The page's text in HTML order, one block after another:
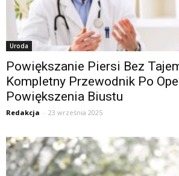
Uroda
Powiększanie Piersi Bez
Kompletny Przewodnik Po
Powiększenia Biustu
Redakcja - 23 września 2025